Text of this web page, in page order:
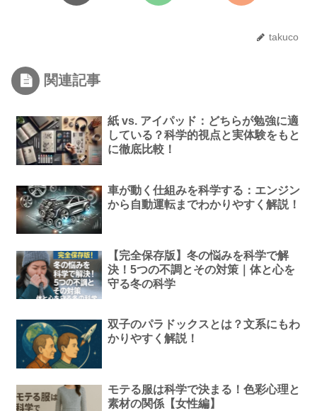
takuco
関連記事
紙 vs. アイパッド：どちらが勉強に適
している？科学的視点と実体験をもと
に徹底比較！
車が動く仕組みを科学する：エンジン
から自動運転までわかりやすく解説！
【完全保存版】冬の悩みを科学で解
決！5つの不調とその対策｜体と心を
守る冬の科学
双子のパラドックスとは？文系にもわ
かりやすく解説！
モテる服は科学で決まる！色彩心理と
素材の関係【女性編】